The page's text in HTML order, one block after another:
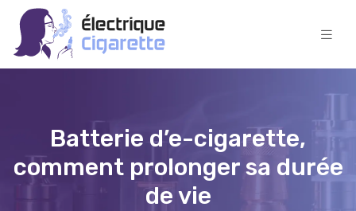
Batterie d’e-cigarette,
comment prolonger sa durée
de vie